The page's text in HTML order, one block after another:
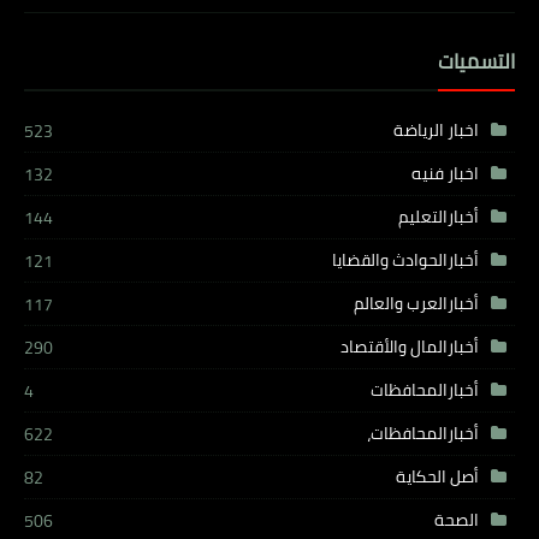
التسميات
اخبار الرياضة
523
اخبار فنيه
132
أخبارالتعليم
144
أخبارالحوادث والقضايا
121
أخبارالعرب والعالم
117
أخبارالمال والأقتصاد
290
أخبارالمحافظات
4
أخبارالمحافظات،
622
أصل الحكاية
82
الصحة
506